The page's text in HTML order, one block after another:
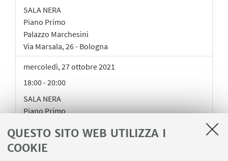
QUESTO SITO WEB UTILIZZA I
COOKIE
SALA NERA
Piano Primo
Palazzo Marchesini
Via Marsala, 26 - Bologna
mercoledì, 27ottobre 2021
18:00 - 20:00
SALA NERA
Piano Primo
Via Marsala, 26 - Bologna
giovedì